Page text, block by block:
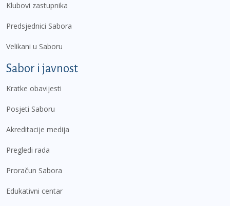
Klubovi zastupnika
Predsjednici Sabora
Velikani u Saboru
Sabor i javnost
Kratke obavijesti
Posjeti Saboru
Akreditacije medija
Pregledi rada
Proračun Sabora
Edukativni centar